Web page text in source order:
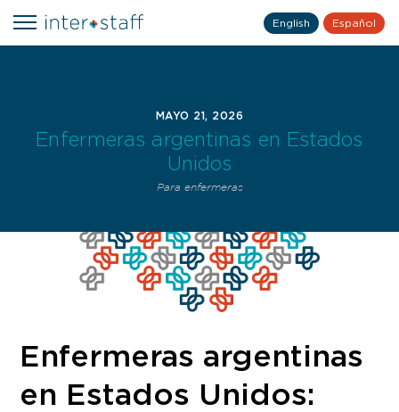
English Español
MAYO 21, 2026
Enfermeras argentinas en Estados
Unidos
Para enfermeras
Enfermeras argentinas
en Estados Unidos: